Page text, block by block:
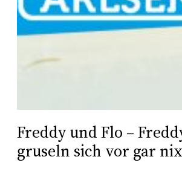
Freddy und Flo –
gruseln sich vor gar